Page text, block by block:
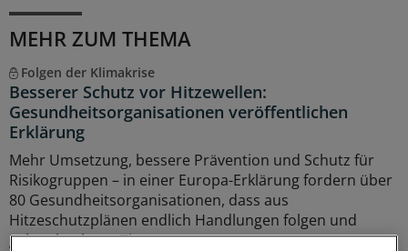
MEHR ZUM THEMA
Folgen der Klimakrise
Besserer Schutz vor Hitzewellen:
Gesundheitsorganisationen veröffentlichen
Erklärung
Mehr Umsetzung, bessere Prävention und Schutz für
Risikogruppen – in einer Europa-Erklärung fordern über
80 Gesundheitsorganisationen, dass aus
Hitzeschutzplänen endlich Handlungen folgen und
geben konkrete Tipps.